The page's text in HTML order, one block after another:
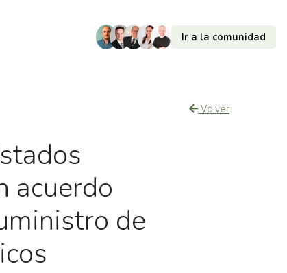
Ir a la comunidad
Volver
acuerdo
de